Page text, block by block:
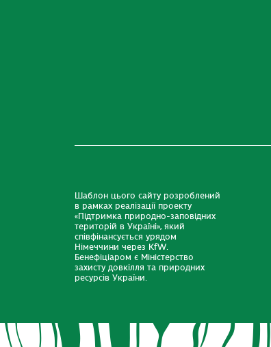
Шаблон цього сайту розроблений
в рамках реалізації проекту
«Підтримка природно-заповідних
територій в Україні», який
співфінансується урядом
Німеччини через KfW.
Бенефіціаром є Міністерство
захисту довкілля та природних
ресурсів України.